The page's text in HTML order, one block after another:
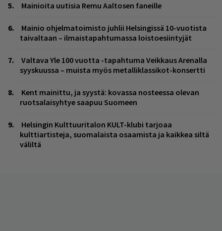
Mainioita uutisia Remu Aaltosen faneille
Mainio ohjelmatoimisto juhlii Helsingissä 10-vuotista
taivaltaan – ilmaistapahtumassa loistoesiintyjät
Valtava Yle 100 vuotta -tapahtuma Veikkaus Arenalla
syyskuussa – muista myös metalliklassikot-konsertti
Kent mainittu, ja syystä: kovassa nosteessa olevan
ruotsalaisyhtye saapuu Suomeen
Helsingin Kulttuuritalon KULT-klubi tarjoaa
kulttiartisteja, suomalaista osaamista ja kaikkea siltä
väliltä